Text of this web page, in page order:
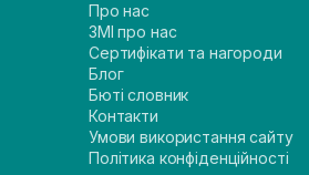
Про нас
ЗМІ про нас
Сертифікати та нагороди
Блог
Бюті словник
Контакти
Умови використання сайту
Політика конфіденційності